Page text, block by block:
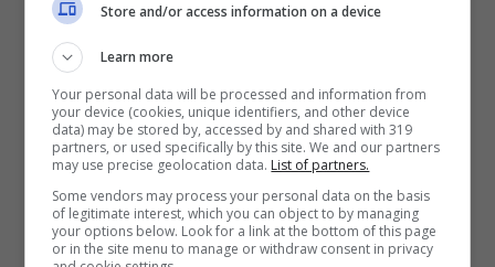
Store and/or access information on a device
Learn more
Your personal data will be processed and information from
your device (cookies, unique identifiers, and other device
data) may be stored by, accessed by and shared with 319
partners, or used specifically by this site. We and our partners
may use precise geolocation data. List of partners.
Some vendors may process your personal data on the basis
of legitimate interest, which you can object to by managing
your options below. Look for a link at the bottom of this page
or in the site menu to manage or withdraw consent in privacy